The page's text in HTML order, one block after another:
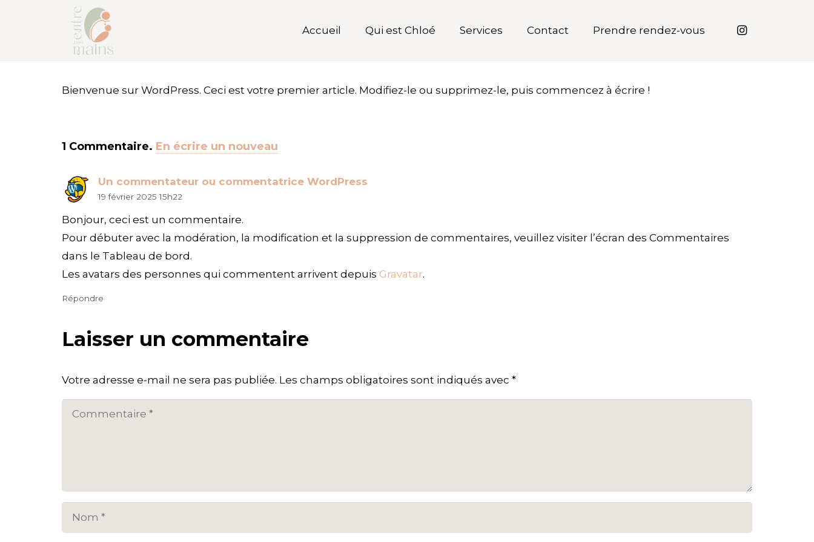
Accueil Qui est Chloé Services Contact Prendre rendez-vous
Bienvenue sur WordPress. Ceci est votre premier article. Modifiez-le ou supprimez-le, puis commencez à écrire !
1 Commentaire. En écrire un nouveau
Un commentateur ou commentatrice WordPress
19 février 2025 15h22
Bonjour, ceci est un commentaire.
Pour débuter avec la modération, la modification et la suppression de commentaires, veuillez visiter l’écran des Commentaires
dans le Tableau de bord.
Les avatars des personnes qui commentent arrivent depuis Gravatar.
Répondre
Laisser un commentaire
Votre adresse e-mail ne sera pas publiée. Les champs obligatoires sont indiqués avec *